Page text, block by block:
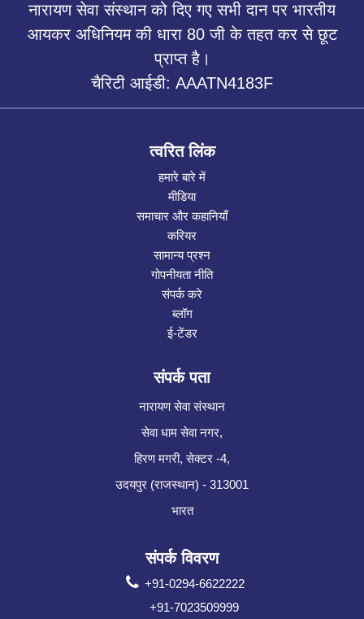
नारायण सेवा संस्थान को दिए गए सभी दान पर भारतीय
आयकर अधिनियम की धारा 80 जी के तहत कर से छूट
प्राप्त है।
चैरिटी आईडी: AAATN4183F
त्वरित लिंक
हमारे बारे में
मीडिया
समाचार और कहानियाँ
करियर
सामान्य प्रश्न
गोपनीयता नीति
संपर्क करे
ब्लॉग
ई-टेंडर
संपर्क पता
नारायण सेवा संस्थान
सेवा धाम सेवा नगर,
हिरण मगरी, सेक्टर -4,
उदयपुर (राजस्थान) - 313001
भारत
संपर्क विवरण
+91-0294-6622222
+91-7023509999